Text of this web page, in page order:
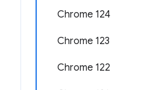
Chrome 124
Chrome 123
Chrome 122